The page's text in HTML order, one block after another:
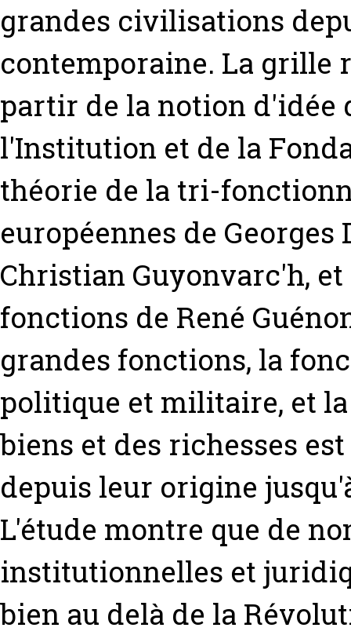
grandes civilisations
contemporaine. La grille
partir de la notion d'idée
l'Institution et de la
théorie de la tri-
européennes de
Christian Guyonvarc'h,
fonctions de René
grandes fonctions, la
politique et militaire, et
biens et des richesses
depuis leur origine
L'étude montre que de
institutionnelles et
bien au delà de la